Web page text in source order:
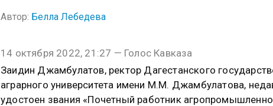
Автор: Белла Лебедева
14 октября 2022, 21:27 — Голос Кавказа
Заидин Джамбулатов, ректор Дагестанского
аграрного университета имени М.М. Джамбулатова,
удостоен звания «Почетный работник